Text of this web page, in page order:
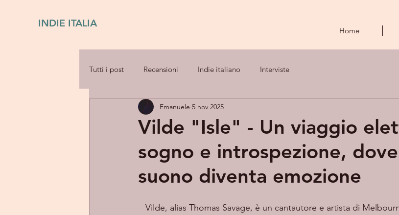
INDIE ITALIA
Home
Tutti i post Recensioni Indie italiano Interviste
Vilde "Isle" - Un viaggio
sogno e introspezione,
suono diventa emozione
Emanuele 5 nov 2025